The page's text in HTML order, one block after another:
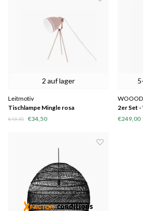
2 auf lager
Leitmotiv
Tischlampe Mingle rosa
€49,95 €34,50
WOOOD
2er Set
€249,00
conditions